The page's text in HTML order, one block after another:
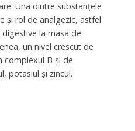
Una dintre substanţele
şi rol de analgezic, astfel
la masa de
un nivel crescut de
complexul B şi de
potasiul şi zincul.